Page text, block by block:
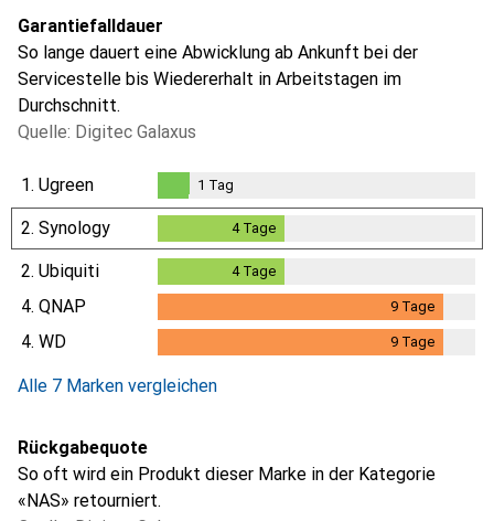
Garantiefalldauer
So lange dauert eine Abwicklung ab Ankunft bei der
Servicestelle bis Wiedererhalt in Arbeitstagen im
Durchschnitt.
Quelle: Digitec Galaxus
1. Ugreen
1Tag
1 Tag
2. Synology 4Tage
2. Ubiquiti 4Tage
4. QNAP 9 Tage
9Tage
4. WD 9 Tage
Alle 7 Marken vergleichen
Rückgabequote
So oft wird ein Produkt dieser Marke in der Kategorie
«NAS» retourniert.